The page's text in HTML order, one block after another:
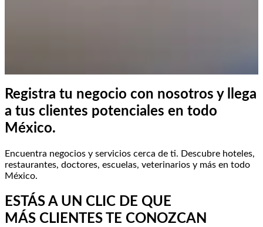
Registra tu negocio con nosotros y llega
a tus clientes potenciales en todo
México.
Encuentra negocios y servicios cerca de ti. Descubre hoteles,
restaurantes, doctores, escuelas, veterinarios y más en todo
México.
ESTÁS A UN CLIC DE QUE
MÁS CLIENTES TE CONOZCAN